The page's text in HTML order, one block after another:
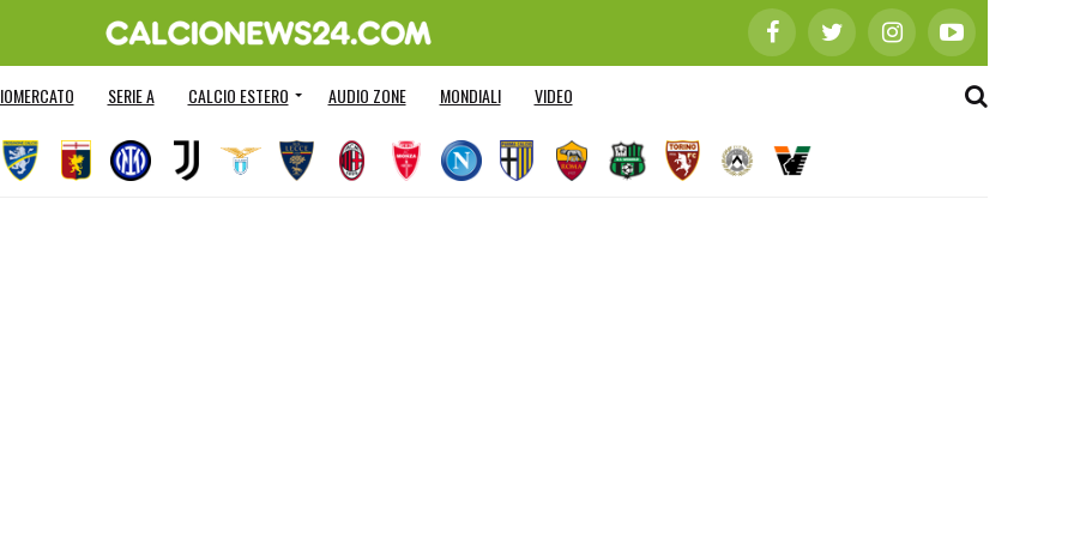
SERIE A CALCIO ESTERO AUDIO ZONE MONDIALI VIDEO